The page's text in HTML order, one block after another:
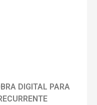
DIGITAL PARA